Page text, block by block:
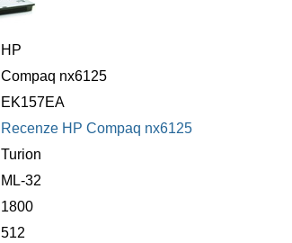
HP
Compaq nx6125
EK157EA
Recenze HP Compaq nx6125
Turion
ML-32
1800
512